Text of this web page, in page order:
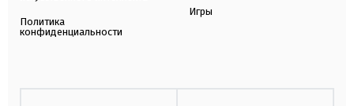
Политика
конфиденциальности
Игры